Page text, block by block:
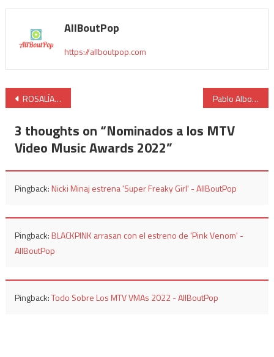
AllBoutPop
https://allboutpop.com
ROSALÍA bate todos los récords con ‘DESPECHÁ’ Pablo Alborán estrena el vídeo de ‘Carretera y manta’
3 thoughts on “Nominados a los MTV
Video Music Awards 2022”
Pingback:Nicki Minaj estrena 'Super Freaky Girl' - AllBoutPop
Pingback:BLACKPINK arrasan con el estreno de 'Pink Venom' -
AllBoutPop
Pingback:Todo Sobre Los MTV VMAs 2022 - AllBoutPop